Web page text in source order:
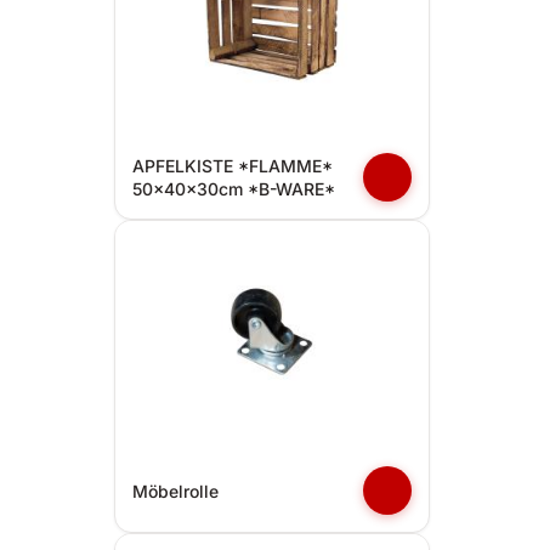
APFELKISTE *FLAMME*
50x40x30cm *B-WARE*
Möbelrolle